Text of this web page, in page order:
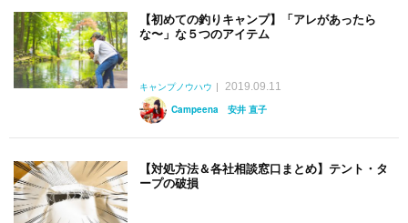
【初めての釣りキャンプ】「アレがあったら
な〜」な５つのアイテム
キャンプノウハウ
2019.09.11
Campeena 安井 直子
【対処方法＆各社相談窓口まとめ】テント・タ
ープの破損